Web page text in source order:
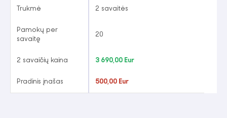
Trukmė 2 savaitės
Pamokų per
savaitę
20
2 savaičių kaina 3 690,00 Eur
Pradinis įnašas 500,00 Eur